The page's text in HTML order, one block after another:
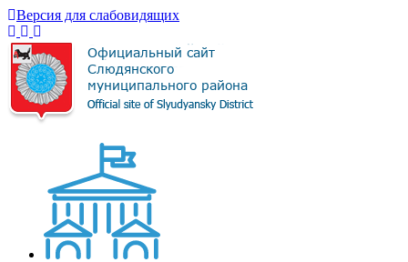
Версия для слабовидящих